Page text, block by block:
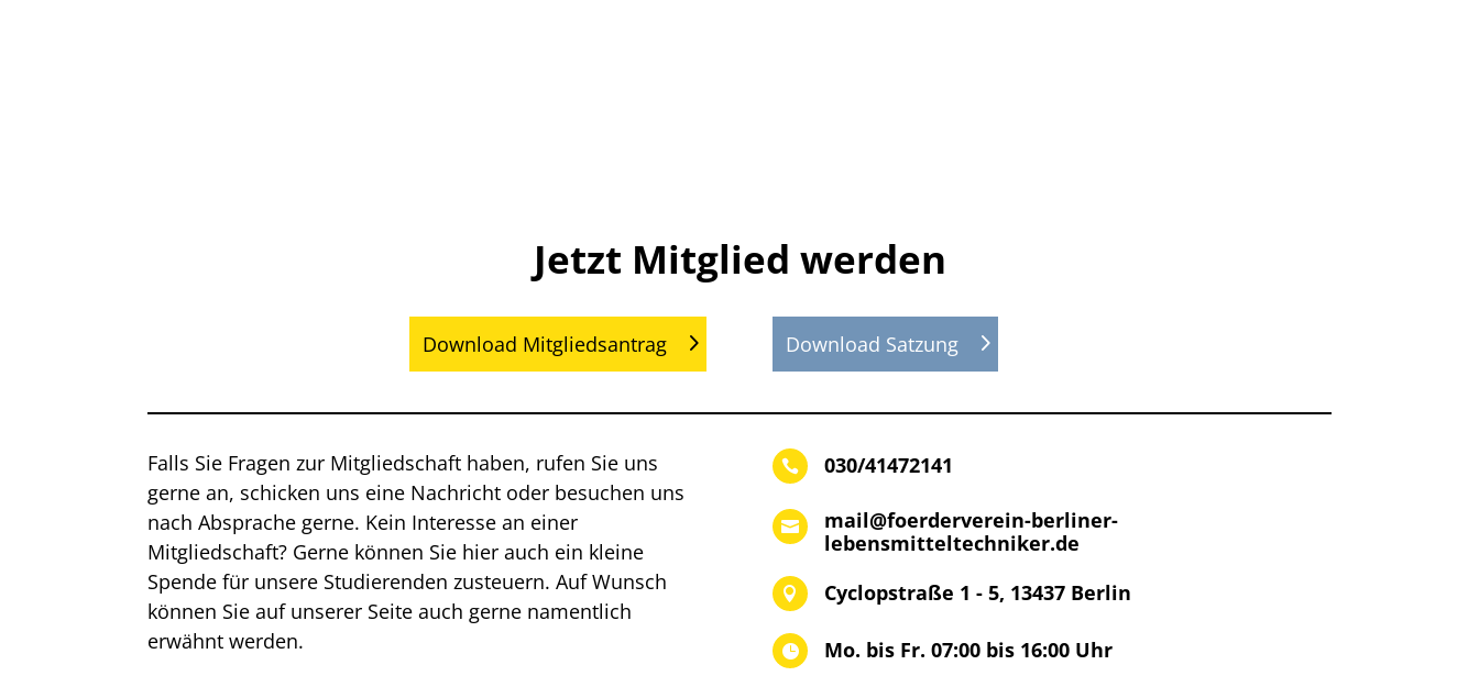
Jetzt Mitglied werden
Download Mitgliedsantrag Download Satzung
Falls Sie Fragen zur Mitgliedschaft haben, rufen Sie uns
gerne an, schicken uns eine Nachricht oder besuchen uns
nach Absprache gerne. Kein Interesse an einer
Mitgliedschaft? Gerne können Sie hier auch ein kleine
Spende für unsere Studierenden zusteuern. Auf Wunsch
können Sie auf unserer Seite auch gerne namentlich
erwähnt werden.
 030/41472141

mail@foerderverein-berliner-
lebensmitteltechniker.de
 Cyclopstraße 1 - 5, 13437 Berlin
 Mo. bis Fr. 07:00 bis 16:00 Uhr